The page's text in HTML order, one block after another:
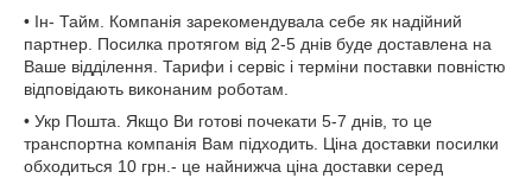
• Ін- Тайм. Компанія зарекомендувала себе як надійний
партнер. Посилка протягом від 2-5 днів буде доставлена ​​на
Ваше відділення. Тарифи і сервіс і терміни поставки повністю
відповідають виконаним роботам.
• Укр Пошта. Якщо Ви готові почекати 5-7 днів, то це
транспортна компанія Вам підходить. Ціна доставки посилки
обходиться 10 грн.- це найнижча ціна доставки серед